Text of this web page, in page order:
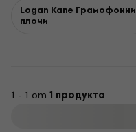
Logan Kane Грамофонни
плочи
1 - 1 от 1 продукта